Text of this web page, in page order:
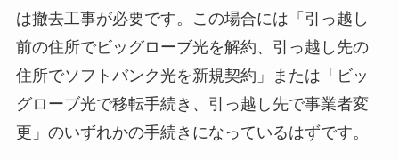
は撤去工事が必要です。この場合には「引っ越し
前の住所でビッグローブ光を解約、引っ越し先の
住所でソフトバンク光を新規契約」または「ビッ
グローブ光で移転手続き、引っ越し先で事業者変
更」のいずれかの手続きになっているはずです。